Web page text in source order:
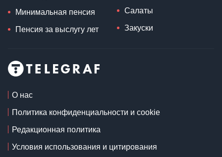
Минимальная пенсия
Пенсия за выслугу лет
Салаты
Закуски
О нас
Политика конфиденциальности и cookie
Редакционная политика
Условия использования и цитирования